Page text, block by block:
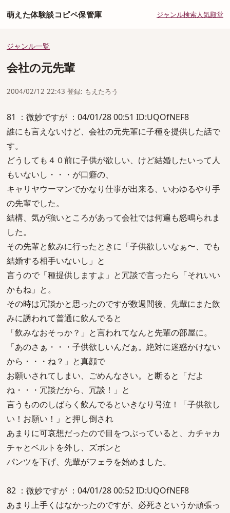
萌えた体験談コピペ保管庫 ジャンル検索人気殿堂
ジャンル一覧
会社の元先輩
2004/02/12 22:43 登録: もえたろう
81 ：微妙ですが ：04/01/28 00:51 ID:UQOfNEF8
誰にも言えないけど、会社の元先輩に子種を提供した話で
す。
どうしても４０前に子供が欲しい、けど結婚したいって人
もいないし・・・が口癖の、
キャリヤウーマンでかなり仕事が出来る、いわゆるやり手
の先輩でした。
結構、気が強いところがあって会社では何遍も怒鳴られま
した。
その先輩と飲みに行ったときに「子供欲しいなぁ〜、でも
結婚する相手いないし」と
言うので「種提供しますよ」と冗談で言ったら「それいい
かもね」と。
その時は冗談かと思ったのですが数週間後、先輩にまた飲
みに誘われて普通に飲んでると
「飲みなおそっか？」と言われてなんと先輩の部屋に。
「あのさぁ・・・子供欲しいんだぁ。絶対に迷惑かけない
から・・・ね？」と真顔で
お願いされてしまい、ごめんなさい。と断ると「だよ
ね・・・冗談だから、冗談！」と
言うもののしばらく飲んでるといきなり号泣！「子供欲し
い！お願い！」と押し倒され
あまりに可哀想だったので目をつぶっていると、カチャカ
チャとベルトを外し、ズボンと
パンツを下げ、先輩がフェラを始めました。
82 ：微妙ですが ：04/01/28 00:52 ID:UQOfNEF8
あまり上手くはなかったのですが、必死さというか頑張っ